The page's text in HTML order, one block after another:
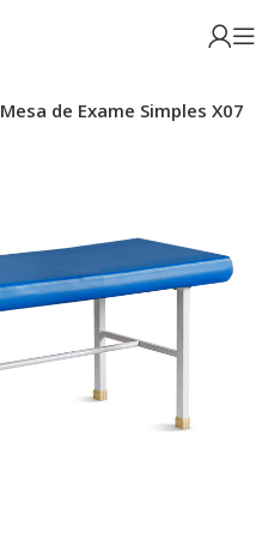
Mesa de Exame Simples X07